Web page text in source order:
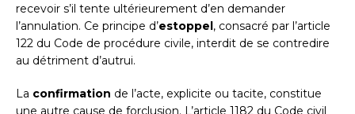
recevoir s’il tente ultérieurement d’en demander
l’annulation. Ce principe d’estoppel, consacré par l’article
122 du Code de procédure civile, interdit de se contredire
au détriment d’autrui.
La confirmation de l’acte, explicite ou tacite, constitue
une autre cause de forclusion. L’article 1182 du Code civil